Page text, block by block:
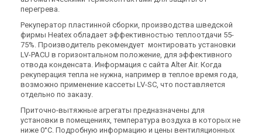
перегрева.
Рекуператор пластинной сборки, производства шведской
фирмы Heatex обладает эффективностью теплоотдачи 55-
75%. Производитель рекомендует монтировать установки
LV-PACU в горизонтальном положение, для эффективного
отвода конденсата. Информация с сайта Alter Air. Когда
рекуперация тепла не нужна, например в теплое время года,
возможно применение кассеты LV-SC, что поставляется
отдельно по заказу.
Приточно-вытяжные агрегаты предназначены для
установки в помещениях, температура воздуха в которых не
ниже 0°С. Подробную информацию и цены вентиляционных